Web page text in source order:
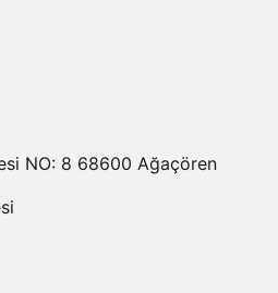
NO: 8 68600 Ağaçören